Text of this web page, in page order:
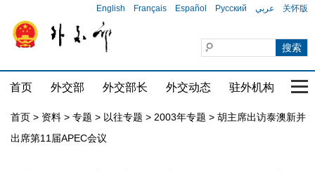
English Français Español Русский عربي 关怀版
首页 外交部 外交部长 外交动态 驻外机构 国
首页 > 资料 > 专题 > 以往专题 > 2003年专题 > 胡主席出访泰澳新并
出席第11届APEC会议